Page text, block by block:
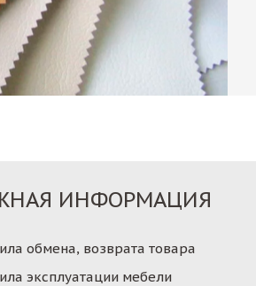
ИНФОРМАЦИЯ
обмена, возврата товара
эксплуатации мебели